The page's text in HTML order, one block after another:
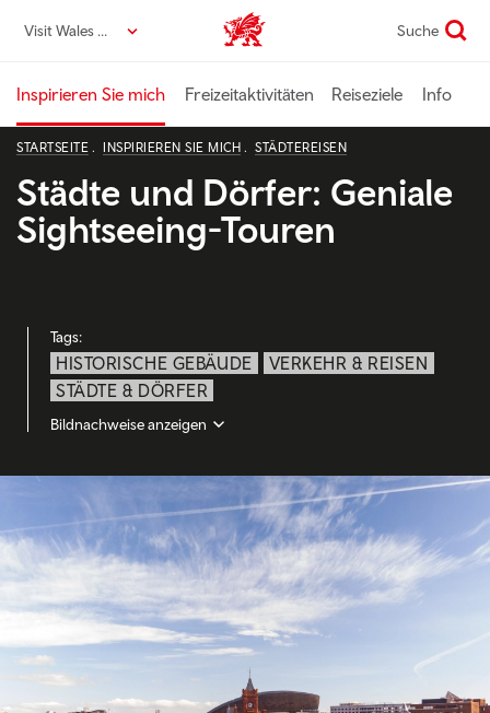
zumVisit Wales DE VisitWales home Suche
Inspirieren Sie mich Freizeitaktivitäten Reiseziele Info
STARTSEITE INSPIRIEREN SIE MICH STÄDTEREISEN
Städte und Dörfer: Geniale
Sightseeing-Touren
Tags:
HISTORISCHE GEBÄUDE
VERKEHR & REISEN
STÄDTE & DÖRFER
Bildnachweise anzeigen